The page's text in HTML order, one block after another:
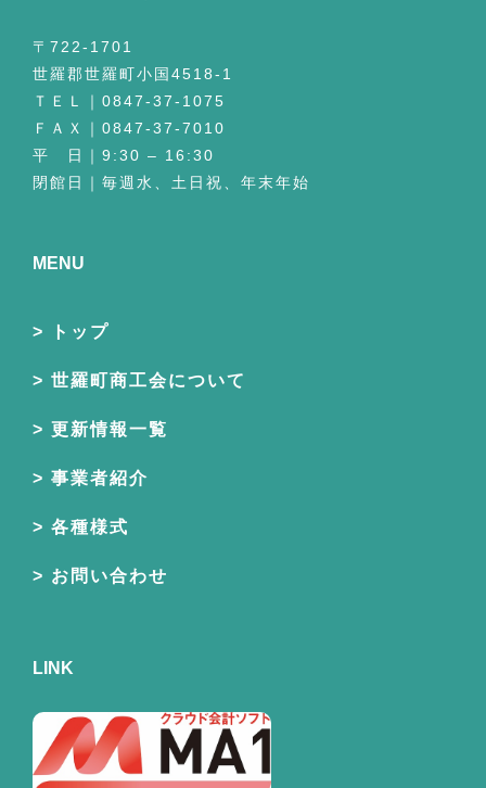
〒722-1701
世羅郡世羅町小国4518-1
ＴＥＬ｜0847-37-1075
ＦＡＸ｜0847-37-7010
平 日｜9:30 – 16:30
閉館日｜毎週水、土日祝、年末年始
MENU
トップ
世羅町商工会について
更新情報一覧
事業者紹介
各種様式
お問い合わせ
LINK